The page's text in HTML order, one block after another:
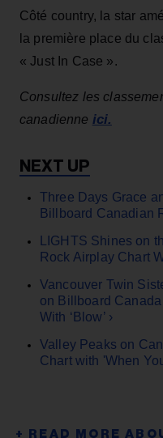
Côté country, la star
la première place du
« Just In Case ».
Consultez les
canadienne ici.
Three Days Grace
Billboard Canadian
LIGHTS Shines on
Rock Airplay Chart
Vancouver Twin
on Billboard
With ‘Blow’ ›
Valley Peaks on
Chart with 'When